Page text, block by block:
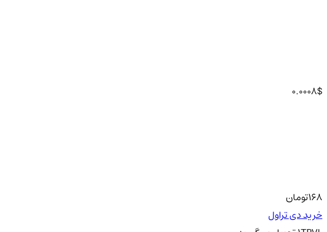
0.0008$
168تومان
خرید دی تراول